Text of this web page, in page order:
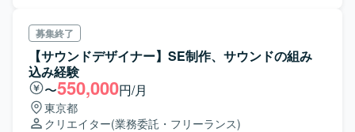
募集終了
【サウンドデザイナー】SE制作、サウンドの組み
込み経験
〜550,000円/月
東京都
クリエイター(業務委託・フリーランス)